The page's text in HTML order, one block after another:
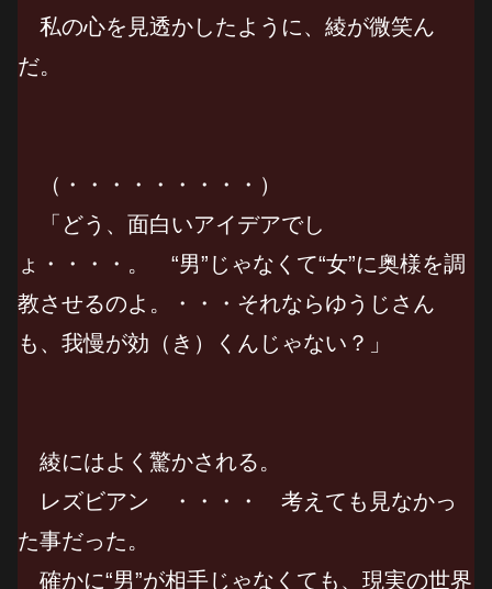
私の心を見透かしたように、綾が微笑ん
だ。
（・・・・・・・・・）
「どう、面白いアイデアでし
ょ・・・・。 “男”じゃなくて“女”に奥様を調
教させるのよ。・・・それならゆうじさん
も、我慢が効（き）くんじゃない？」
綾にはよく驚かされる。
レズビアン ・・・・ 考えても見なかっ
た事だった。
確かに“男”が相手じゃなくても、現実の世界